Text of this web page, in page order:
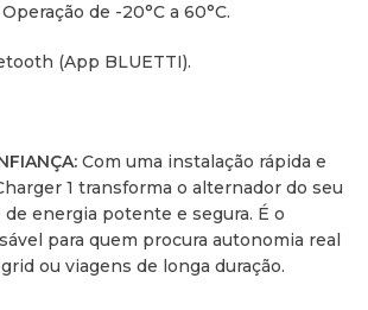
de -20°C a 60°C.
(App BLUETTI).
Com uma instalação rápida e
1 transforma o alternador do seu
energia potente e segura. É o
para quem procura autonomia real
ou viagens de longa duração.